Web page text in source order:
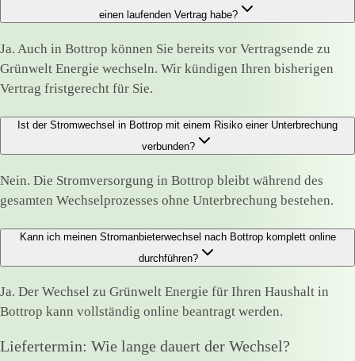
einen laufenden Vertrag habe?
Ja. Auch in Bottrop können Sie bereits vor Vertragsende zu
Grünwelt Energie wechseln. Wir kündigen Ihren bisherigen
Vertrag fristgerecht für Sie.
Ist der Stromwechsel in Bottrop mit einem Risiko einer Unterbrechung
verbunden?
Nein. Die Stromversorgung in Bottrop bleibt während des
gesamten Wechselprozesses ohne Unterbrechung bestehen.
Kann ich meinen Stromanbieterwechsel nach Bottrop komplett online
durchführen?
Ja. Der Wechsel zu Grünwelt Energie für Ihren Haushalt in
Bottrop kann vollständig online beantragt werden.
Liefertermin: Wie lange dauert der Wechsel?